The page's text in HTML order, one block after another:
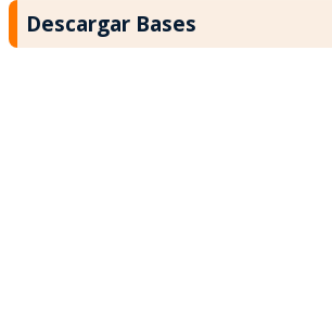
Descargar Bases